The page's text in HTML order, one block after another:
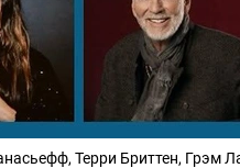
Терри Бриттен, Грэм